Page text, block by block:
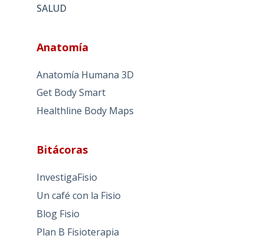
SALUD
Anatomía
Anatomía Humana 3D
Get Body Smart
Healthline Body Maps
Bitácoras
InvestigaFisio
Un café con la Fisio
Blog Fisio
Plan B Fisioterapia